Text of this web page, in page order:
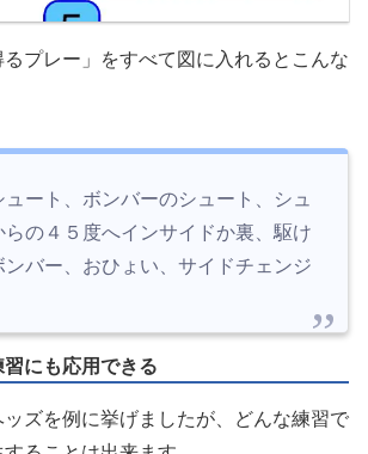
プレー」をすべて図に入れるとこんな
ート、ボンバーのシュート、シュ
らの４５度へインサイドか裏、駆け
ンバー、おひょい、サイドチェンジ
にも応用できる
ズを例に挙げましたが、どんな練習で